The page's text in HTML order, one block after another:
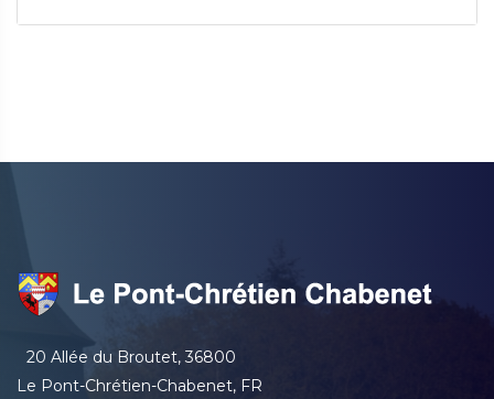
20 Allée du Broutet, 36800
Le Pont-Chrétien-Chabenet, FR